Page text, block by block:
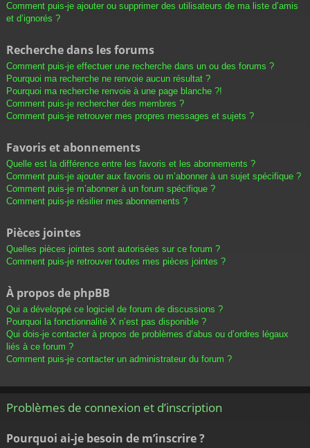
Comment puis-je ajouter ou supprimer des utilisateurs de ma liste d’amis
et d’ignorés ?
Recherche dans les forums
Comment puis-je effectuer une recherche dans un ou des forums ?
Pourquoi ma recherche ne renvoie aucun résultat ?
Pourquoi ma recherche renvoie à une page blanche ?!
Comment puis-je rechercher des membres ?
Comment puis-je retrouver mes propres messages et sujets ?
Favoris et abonnements
Quelle est la différence entre les favoris et les abonnements ?
Comment puis-je ajouter aux favoris ou m’abonner à un sujet spécifique ?
Comment puis-je m’abonner à un forum spécifique ?
Comment puis-je résilier mes abonnements ?
Pièces jointes
Quelles pièces jointes sont autorisées sur ce forum ?
Comment puis-je retrouver toutes mes pièces jointes ?
À propos de phpBB
Qui a développé ce logiciel de forum de discussions ?
Pourquoi la fonctionnalité X n’est pas disponible ?
Qui dois-je contacter à propos de problèmes d’abus ou d’ordres légaux
liés à ce forum ?
Comment puis-je contacter un administrateur du forum ?
Problèmes de connexion et d’inscription
Pourquoi ai-je besoin de m’inscrire ?